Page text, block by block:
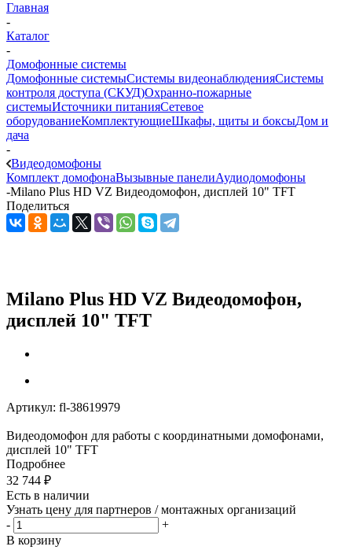
Главная
-
Каталог
-
Домофонные системы
Домофонные системыСистемы видеонаблюденияСистемы
контроля доступа (СКУД)Охранно-пожарные
системыИсточники питанияСетевое
оборудованиеКомплектующиеШкафы, щиты и боксыДом и
дача
-
Видеодомофоны
Комплект домофонаВызывные панелиАудиодомофоны
-Milano Plus HD VZ Видеодомофон, дисплей 10" TFT
Поделиться
Milano Plus HD VZ Видеодомофон,
дисплей 10" TFT
Артикул: fl-38619979
Видеодомофон для работы с координатными домофонами,
дисплей 10" TFT
Подробнее
32 744 ₽
Есть в наличии
Узнать цену для партнеров / монтажных организаций
-
+
В корзину